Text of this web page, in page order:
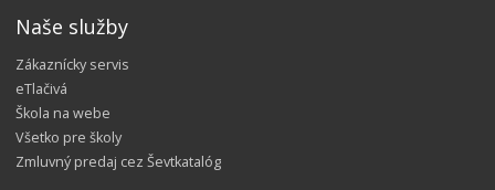
Naše služby
Zákaznícky servis
eTlačivá
Škola na webe
Všetko pre školy
Zmluvný predaj cez Ševtkatalóg